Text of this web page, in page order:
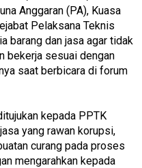
Anggaran (PA), Kuasa
Pelaksana Teknis
barang dan jasa agar tidak
bekerja sesuai dengan
saat berbicara di forum
kepada PPTK
yang rawan korupsi,
curang pada proses
mengarahkan kepada